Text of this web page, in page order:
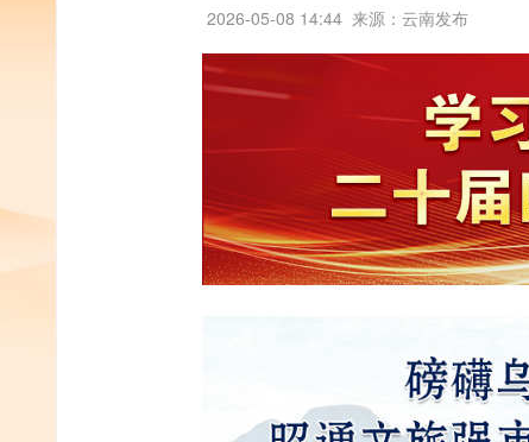
2026-05-08 14:44 来源：云南发布